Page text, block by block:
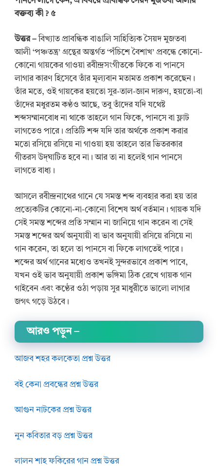
বক্তব্য কী ? ৫
উত্তর–বিখ্যাত প্রাবন্ধিক বাঙালি সাহিত্যিক সৈয়দ মুজতবা
আলী ‘পঞ্চতন্ত্র’ গ্রন্থের অন্তর্গত ‘পঁচিশে বৈশাখ’ প্রবন্ধে কোনো-
কোনো গায়কের গাওয়া রবীন্দ্রসংগীতকে ফিকে বা পানসে
লাগার কারণ হিসেবে তাঁর মূল্যবান মতামত প্রকাশ করেছেন।
তাঁর মতে, ওই গায়কের হয়তো সুর-তাল-জ্ঞান দারুণ, হয়তো-বা
তাঁদের মধুরতম কণ্ঠও আছে, তবু তাঁদের যদি যথেষ্ট
শব্দসম্মানবোধ না থাকে তাহলে গান ফিকে, পানসে বা ফ্লাট
লাগতেও পারে। প্রতিটি শব্দ যদি তার অর্থকে প্রকাশ করার
মতো রসিয়ে রসিয়ে না গাওয়া হয় তাহলে তার ভিতরকার
গীতরস উদ্‌ঘাটিত হবে না। আর তা না হলেই গান পানসে
লাগতে বাধ্য।
আসলে রবীন্দ্রনাথের গানে যে সমস্ত শব্দ ব্যবহার করা হয় তার
প্রত্যেকটির কোনো-না-কোনো বিশেষ অর্থ বর্তমান। গায়ক যদি
সেই সমস্ত শব্দের প্রতি সম্মান না জানিয়ে গান করেন বা সেই
সমস্ত শব্দের অর্থ অনুযায়ী বা ভাব অনুযায়ী রসিয়ে রসিয়ে না
গান করেন, তা হলে তা পানসে বা ফিকে লাগতেই পারে।
শব্দের অর্থ গানের মধ্যেও তখনই সুন্দরভাবে প্রকাশ পাবে,
যখন ওই ভাব অনুযায়ী প্রকাশ ভঙ্গিমা ঠিক রেখে গায়ক গান
গাইবেন এবং কণ্ঠের ওঠা পড়ায় সুর মাধুরীতে ভালো লাগার
জগৎ গড়ে উঠবে।
আরও পড়ুন–
আজব শহর কলকেতা প্রশ্ন উত্তর
বই কেনা প্রবন্ধের প্রশ্ন উত্তর
আগুন নাটকের প্রশ্ন উত্তর
নুন কবিতার বড় প্রশ্ন উত্তর
লালন শাহ ফকিরের গান প্রশ্ন উত্তর